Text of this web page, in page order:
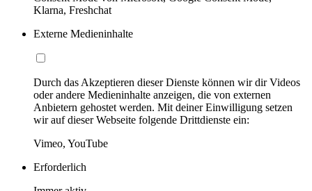
Klarna, Freshchat
Externe Medieninhalte
Durch das Akzeptieren dieser Dienste können wir dir Videos
oder andere Medieninhalte anzeigen, die von externen
Anbietern gehostet werden. Mit deiner Einwilligung setzen
wir auf dieser Webseite folgende Drittdienste ein:
Vimeo, YouTube
Erforderlich